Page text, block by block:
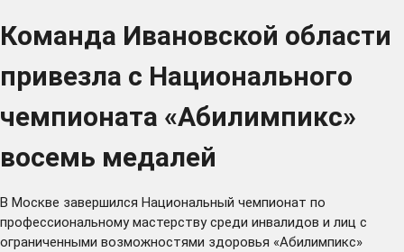
Команда Ивановской области
привезла с Национального
чемпионата «Абилимпикс»
восемь медалей
В Москве завершился Национальный чемпионат по
профессиональному мастерству среди инвалидов и лиц с
ограниченными возможностями здоровья «Абилимпикс»